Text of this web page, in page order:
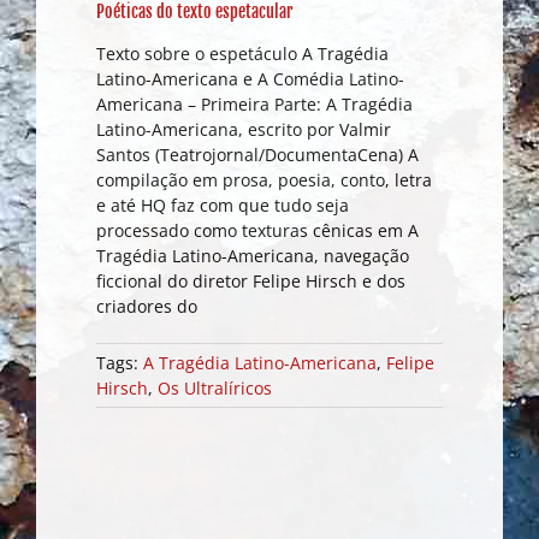
Poéticas do texto espetacular
Texto sobre o espetáculo A Tragédia
Latino-Americana e A Comédia Latino-
Americana – Primeira Parte: A Tragédia
Latino-Americana, escrito por Valmir
Santos (Teatrojornal/DocumentaCena) A
compilação em prosa, poesia, conto, letra
e até HQ faz com que tudo seja
processado como texturas cênicas em A
Tragédia Latino-Americana, navegação
ficcional do diretor Felipe Hirsch e dos
criadores do
Tags: A Tragédia Latino-Americana, Felipe
Hirsch, Os Ultralíricos